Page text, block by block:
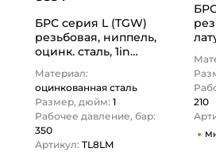
БРС серия L (TGW)
резьбовая, ниппель,
оцинк. сталь, 1in
Материал:
оцинкованная сталь
Размер, дюйм: 1
Рабочее давление, бар:
350
Артикул: TL8LM
210